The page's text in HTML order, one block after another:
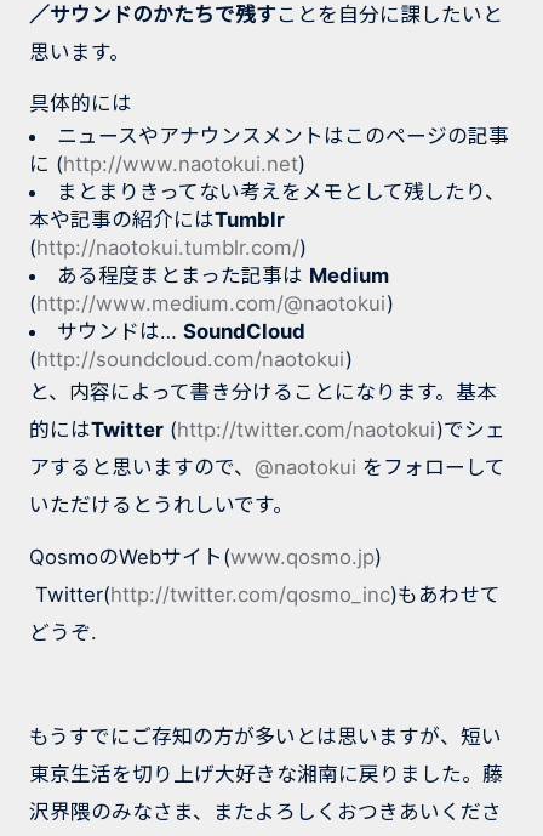
／サウンドのかたちで残すことを自分に課したいと
思います。
具体的には
ニュースやアナウンスメントはこのページの記事
に (http://www.naotokui.net)
まとまりきってない考えをメモとして残したり、
本や記事の紹介にはTumblr
(http://naotokui.tumblr.com/)
ある程度まとまった記事は Medium
(http://www.medium.com/@naotokui)
サウンドは… SoundCloud
(http://soundcloud.com/naotokui)
と、内容によって書き分けることになります。基本
的にはTwitter(http://twitter.com/naotokui)でシェ
アすると思いますので、 @naotokui をフォローして
いただけるとうれしいです。
QosmoのWebサイト(‎www.qosmo.jp)
Twitter(http://twitter.com/qosmo_inc)もあわせて
どうぞ.
もうすでにご存知の方が多いとは思いますが、短い
東京生活を切り上げ大好きな湘南に戻りました。藤
沢界隈のみなさま、またよろしくおつきあいくださ